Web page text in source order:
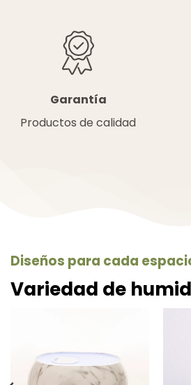
Garantía
Productos de calidad
Diseños para cada
Variedad de